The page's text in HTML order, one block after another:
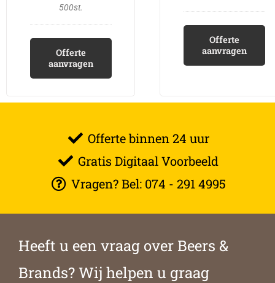
500st.
Offerte
aanvragen
Offerte
aanvragen
Offerte binnen 24 uur
Gratis Digitaal Voorbeeld
Vragen? Bel: 074 - 291 4995
Heeft u een vraag over Beers &
Brands? Wij helpen u graag